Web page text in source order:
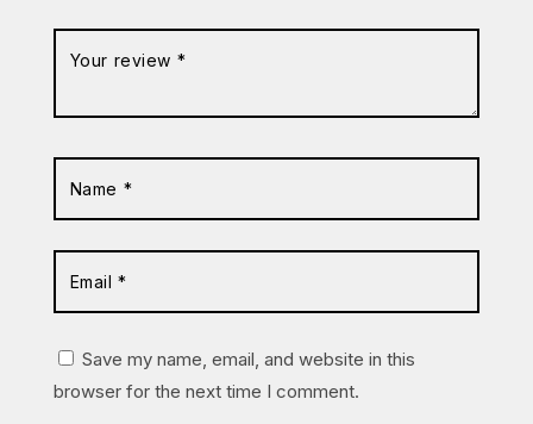
Save my name, email, and website in this
browser for the next time I comment.